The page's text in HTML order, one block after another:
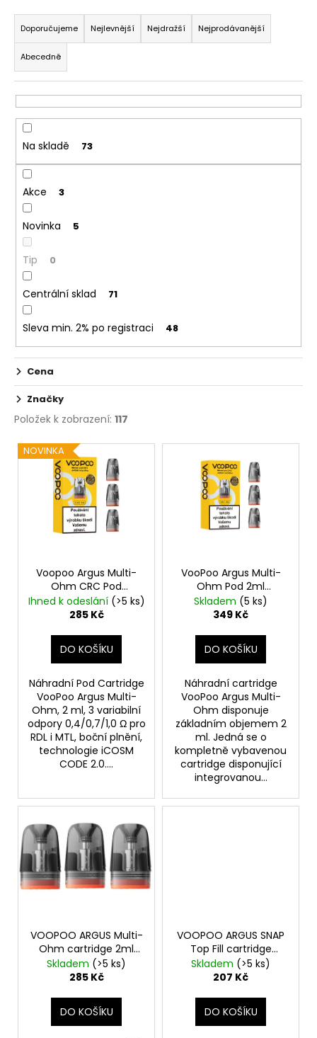
Ř
a
z
e
n
í
p
o
d
u
k
ů
Doporučujeme Nejlevnější Nejdražší Nejprodávanější
Abecedně
Na skladě 73
Akce 3
Novinka 5
Tip 0
Centrální sklad 71
Sleva min. 2% po registraci 48
Cena
Značky
Položek k zobrazení: 117
V
ý
NOVINKA
Voopoo Argus Multi-
Ohm CRC Pod
Cartridge 2ml 3ks
Ihned k odeslání (>5 ks)
285 Kč
DO KOŠÍKU
Náhradní Pod Cartridge
VooPoo Argus Multi-
Ohm, 2 ml, 3 variabilní
odpory 0,4/0,7/1,0 Ω pro
RDL i MTL, boční plnění,
technologie iCOSM
CODE 2.0....
VooPoo Argus Multi-
Ohm Pod 2ml
náhradní cartridge 3ks
Skladem (5 ks)
349 Kč
DO KOŠÍKU
Náhradní cartridge
VooPoo Argus Multi-
Ohm disponuje
základním objemem 2
ml. Jedná se o
kompletně vybavenou
cartridge disponující
integrovanou...
VOOPOO ARGUS Multi-
Ohm cartridge 2ml
3Pack
Skladem (>5 ks)
285 Kč
DO KOŠÍKU
VOOPOO ARGUS SNAP
Top Fill cartridge
0,7ohm 2ml 3Pack
Skladem (>5 ks)
207 Kč
DO KOŠÍKU
č
u
e
m
e
ELF
BAR
600
20MG
WATERMELON
(VODNÍ
MELOUN)
195
Kč